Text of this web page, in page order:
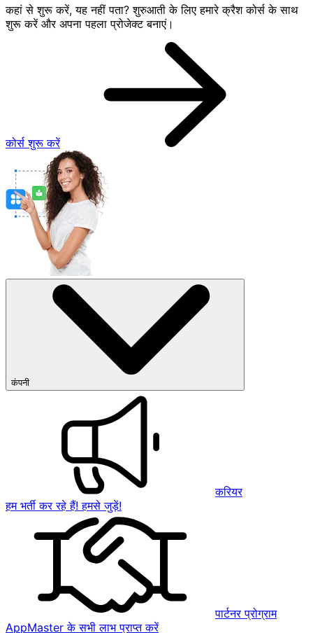
कहां से शुरू करें, यह नहीं पता? शुरुआती के लिए हमारे क्रैश कोर्स के साथ
शुरू करें और अपना पहला प्रोजेक्ट बनाएं।
कोर्स शुरू करें
कंपनी
करियर
हम भर्ती कर रहे हैं! हमसे जुड़ें!
पार्टनर प्रोग्राम
AppMaster के सभी लाभ प्राप्त करें